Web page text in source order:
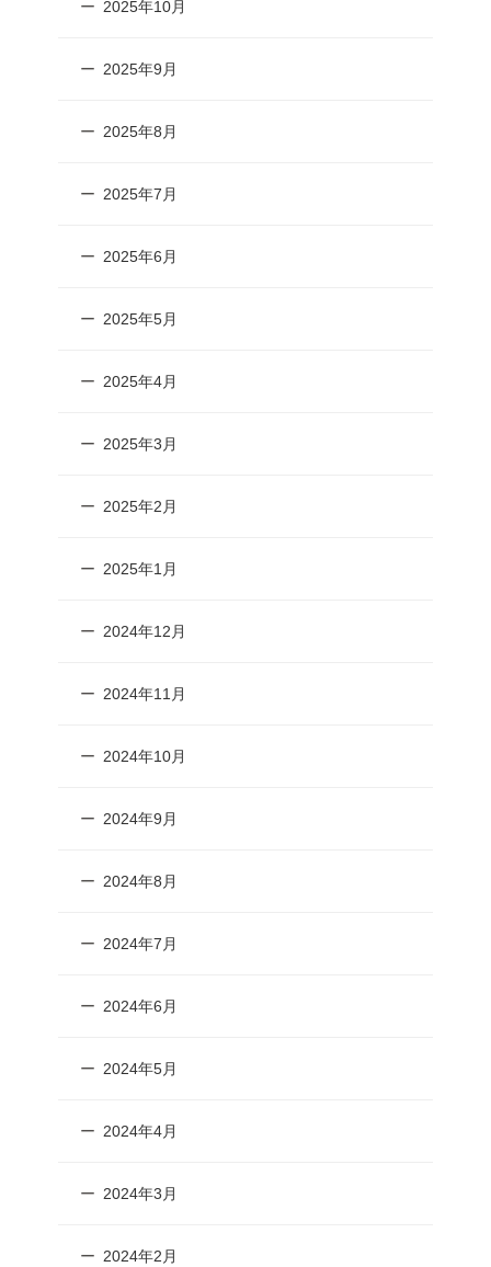
2025年10月
2025年9月
2025年8月
2025年7月
2025年6月
2025年5月
2025年4月
2025年3月
2025年2月
2025年1月
2024年12月
2024年11月
2024年10月
2024年9月
2024年8月
2024年7月
2024年6月
2024年5月
2024年4月
2024年3月
2024年2月